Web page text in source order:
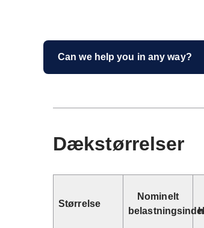
Can we help you in any way?
Dækstørrelser
Størrelse
Nominelt